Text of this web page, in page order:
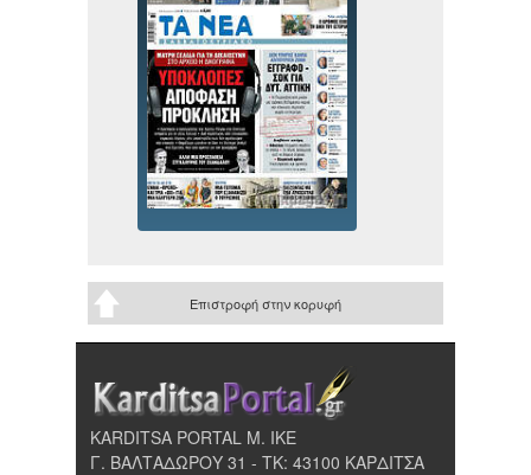
Επιστροφή στην κορυφή
KARDITSA PORTAL Μ. ΙΚΕ
Γ. ΒΑΛΤΑΔΩΡΟΥ 31 - ΤΚ: 43100 ΚΑΡΔΙΤΣΑ